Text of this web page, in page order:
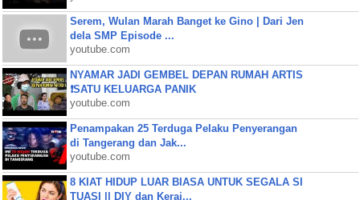
Serem, Wulan Marah Banget ke Gino | Dari Jen
dela SMP Episode ...
youtube.com
NYAMAR JADI GEMBEL DEPAN RUMAH ARTIS
❗SATU KELUARGA PANIK
youtube.com
Penampakan 25 Terduga Pelaku Penyerangan
di Tangerang dan Jak...
youtube.com
8 KIAT HIDUP LUAR BIASA UNTUK SEGALA SI
TUASI || DIY dan Keraj...